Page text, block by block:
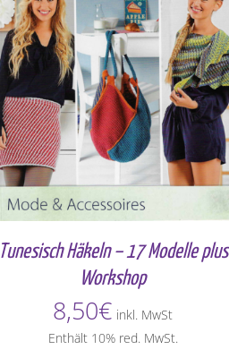
Tunesisch Häkeln – 17 Modelle plus
Workshop
8,50€ inkl. MwSt
Enthält 10% red. MwSt.